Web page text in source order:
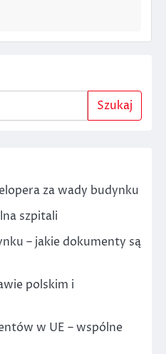
Szukaj
za wady budynku
szpitali
– jakie dokumenty są
polskim i
w UE – wspólne